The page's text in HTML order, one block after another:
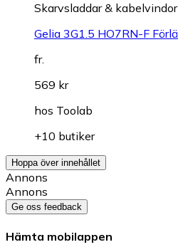
Skarvsladdar & kabelvindor
Gelia 3G1.5 HO7RN-F
fr.
569 kr
hos Toolab
+10 butiker
Hoppa över innehållet
Annons
Annons
Ge oss feedback
Hämta mobilappen